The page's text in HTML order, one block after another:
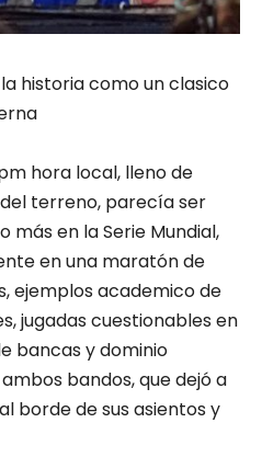
historia como un clasico
hora local, lleno de
terreno, parecía ser
en la Serie Mundial,
en una maratón de
ejemplos academico de
jugadas cuestionables en
bancas y dominio
bandos, que dejó a
borde de sus asientos y